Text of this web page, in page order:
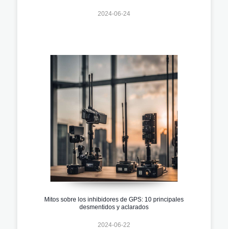
2024-06-24
Mitos sobre los inhibidores de GPS: 10 principales
desmentidos y aclarados
2024-06-22